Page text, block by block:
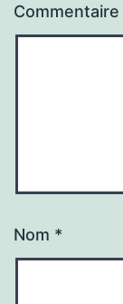
Commentaire
Nom *